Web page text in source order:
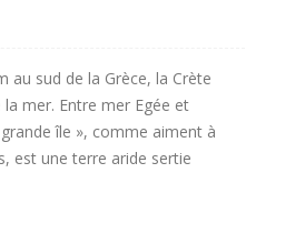
au sud de la Grèce, la Crète
mer. Entre mer Egée et
île », comme aiment à
est une terre aride sertie